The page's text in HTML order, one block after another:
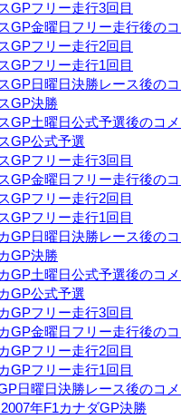
GPフリー走行3回目
GP金曜日フリー走行後の
GPフリー走行2回目
GPフリー走行1回目
GP日曜日決勝レース後の
GP決勝
GP土曜日公式予選後のコ
GP公式予選
GPフリー走行3回目
GP金曜日フリー走行後の
GPフリー走行2回目
GPフリー走行1回目
GP日曜日決勝レース後の
GP決勝
GP土曜日公式予選後のコ
GP公式予選
GPフリー走行3回目
GP金曜日フリー走行後の
GPフリー走行2回目
GPフリー走行1回目
日曜日決勝レース後のコ
年F1カナダGP決勝